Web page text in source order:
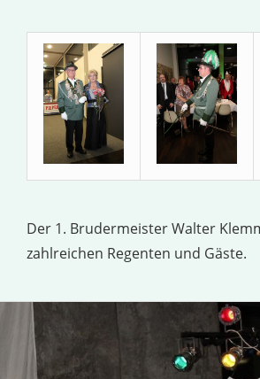
Der 1. Brudermeister Walter
zahlreichen Regenten und Gäste.